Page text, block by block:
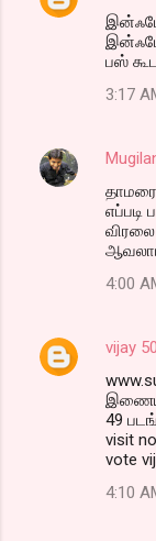
பஸ்
3:17
எப்படி
4:00
vijay
49
visit
vote
4:10